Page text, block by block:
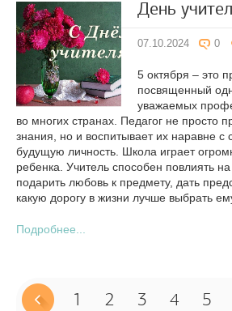
День
07.10.2024 0
5 октября – это
посвященный
уважаемых
во многих странах. Педагог не просто
знания, но и воспитывает их наравне
будущую личность. Школа играет
ребенка. Учитель способен повлиять
подарить любовь к предмету, дать
какую дорогу в жизни лучше выбрать
Подробнее...
1 2 3 4 5